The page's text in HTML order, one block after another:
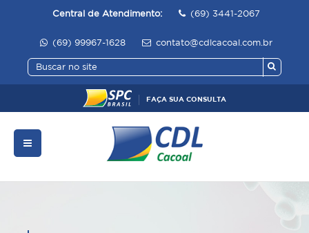
Central de Atendimento: (69) 3441-2067
(69) 99967-1628 contato@cdlcacoal.com.br
FAÇA SUA CONSULTA